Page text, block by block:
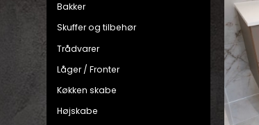
Bakker
Skuffer og tilbehør
Trådvarer
Låger / Fronter
Køkken skabe
Højskabe